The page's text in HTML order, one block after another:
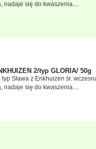
nadaje się do kwaszenia....
2/typ GLORIA/ 50g
Sława z Enkhuizen śr.
nadaje się do kwaszenia....